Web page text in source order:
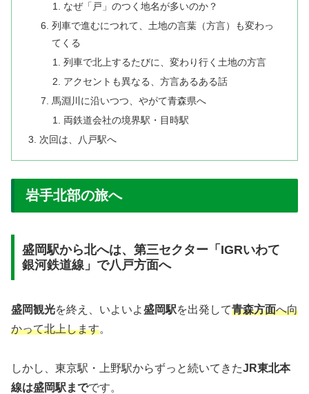
なぜ「戸」のつく地名が多いのか？
列車で進むにつれて、土地の言葉（方言）も変わっ
てくる
列車で北上するたびに、変わり行く土地の方言
アクセントも異なる、方言あるある話
馬淵川に沿いつつ、やがて青森県へ
両鉄道会社の境界駅・目時駅
次回は、八戸駅へ
岩手北部の旅へ
盛岡駅から北へは、第三セクター「IGRいわて
銀河鉄道線」で八戸方面へ
盛岡観光を終え、いよいよ盛岡駅を出発して青森方面へ向
かって北上します。
しかし、東京駅・上野駅からずっと続いてきたJR東北本
線は盛岡駅までです。